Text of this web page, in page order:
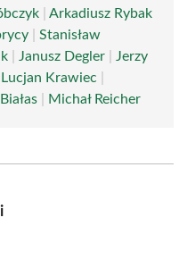
Arkadiusz Rybak
Stanisław
Janusz Degler
Jerzy
Lucjan Krawiec
Michał Reicher